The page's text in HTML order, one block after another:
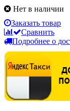
Нет в наличии
Заказать товар
Сравнить
Подробнее о